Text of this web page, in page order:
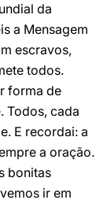
da
a Mensagem
escravos,
todos.
forma de
Todos, cada
E recordai: a
a oração.
bonitas
ir em